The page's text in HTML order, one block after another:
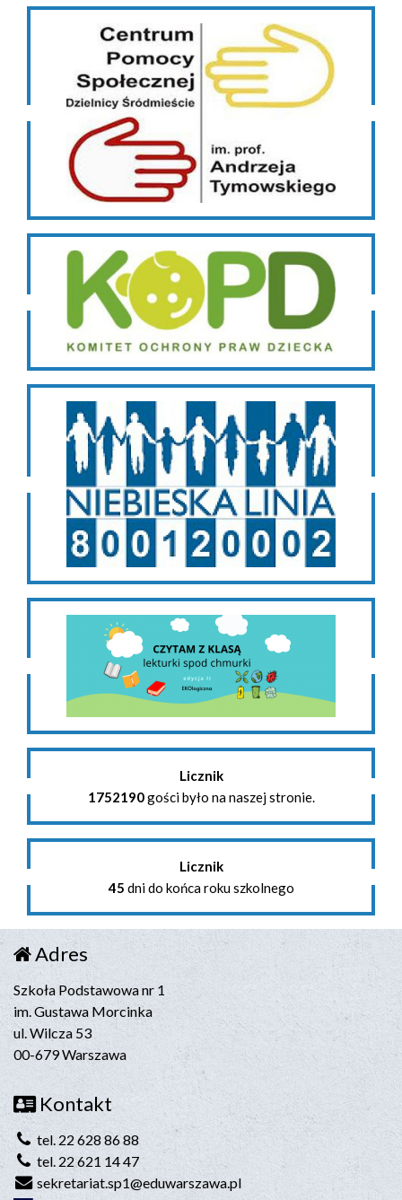
Licznik
1752190gości było na naszej stronie.
Licznik
45 dni do końca roku szkolnego
Adres
Szkoła Podstawowa nr 1
im. Gustawa Morcinka
ul. Wilcza 53
00-679 Warszawa
Kontakt
tel. 22 628 86 88
tel. 22 621 14 47
sekretariat.sp1@eduwarszawa.pl